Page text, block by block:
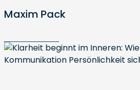
Maxim Pack